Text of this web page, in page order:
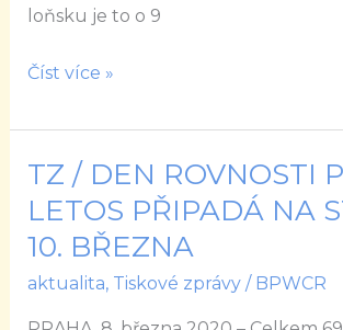
loňsku je to o 9
Česku
na
března
Číst více »
TZ / DEN ROVNOSTI
LETOS PŘIPADÁ NA
10. BŘEZNA
aktualita, Tiskové zprávy/ BPWCR
TZ
/
DEN
ROVNOSTI
PLATŮ
LETOS